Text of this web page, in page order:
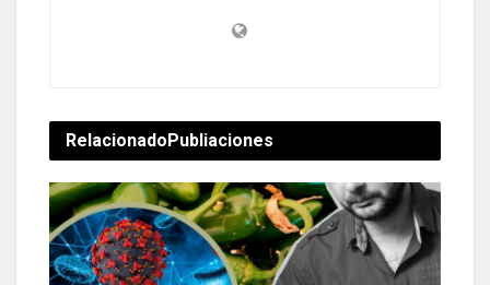
RelacionadoPubliaciones